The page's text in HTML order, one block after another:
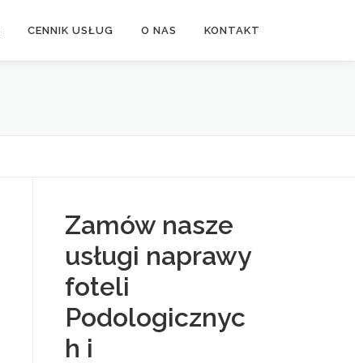
CENNIK USŁUG O NAS KONTAKT
Zamów nasze
usługi naprawy
foteli
Podologicznyc
h i